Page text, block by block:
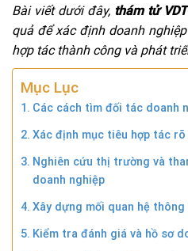
Bài viết dưới đây, thám tử VDT
quả để xác định doanh
hợp tác thành công và phát
Mục Lục
Các cách tìm đối tác doanh
Xác định mục tiêu hợp tác rõ
Nghiên cứu thị trường và
doanh nghiệp
Xây dựng mối quan hệ
Kiểm tra đánh giá và hồ sơ